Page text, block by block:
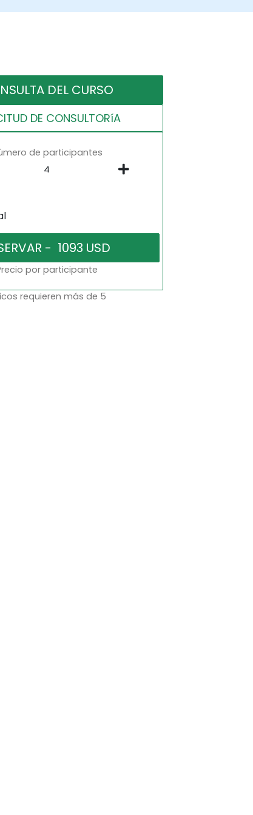
DEL CURSO
DE CONSULTORíA
de participantes
por participante
requieren más de 5